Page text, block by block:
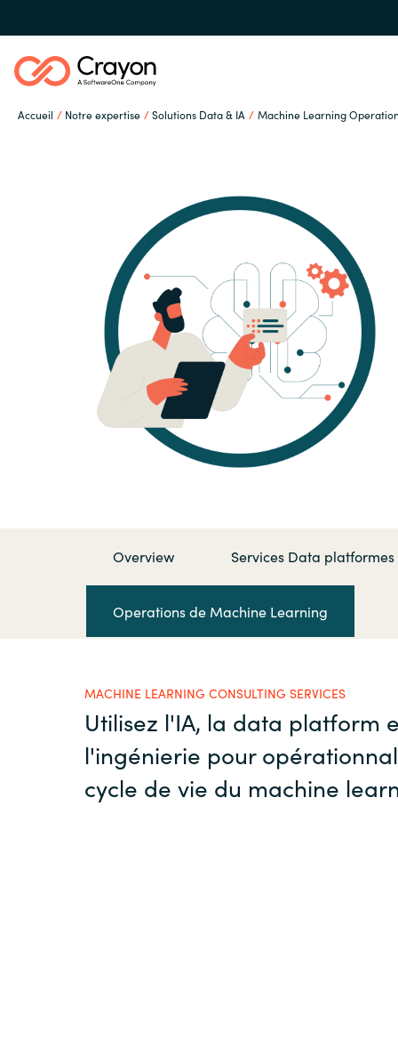
Accueil Notre expertise Solutions Data & IA Machine Learning
Austria
Denmark
France
Iceland
Lithuania
Netherlands
Qatar
Slovenia
Partenaires éditeurs
Ressources
A propos de Crayon
Secteur Public
Carrières
Overview Services Data platformes
Operations de Machine Learning
MACHINE LEARNING CONSULTING SERVICES
Utilisez l'IA, la data platform
l'ingénierie pour
cycle de vie du machine